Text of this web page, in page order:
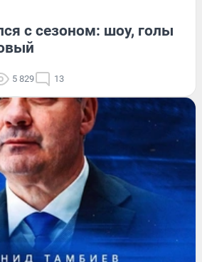
с сезоном: шоу, голы
5 829 13